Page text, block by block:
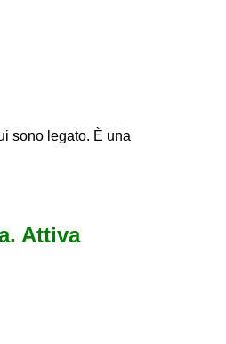
sono legato. È una
Attiva